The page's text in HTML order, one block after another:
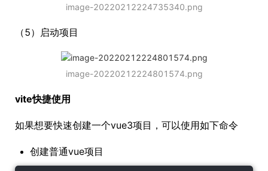
image-20220212224735340.png
（5）启动项目
image-20220212224801574.png
vite快捷使用
如果想要快速创建一个vue3项目，可以使用如下命令
创建普通vue项目